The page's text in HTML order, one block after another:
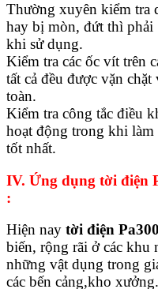
Thường xuyên kiểm tra
hay bị mòn, đứt thì
khi sử dụng.
Kiểm tra các ốc vít trên
tất cả đều được vặn chặt
toàn.
Kiểm tra công tắc điều
hoạt động trong khi
tốt nhất.
IV. Ứng dụng tời điện
:
Hiện nay tời điện
biến, rộng rãi ở các khu
những vật dụng trong
các bến cảng,kho